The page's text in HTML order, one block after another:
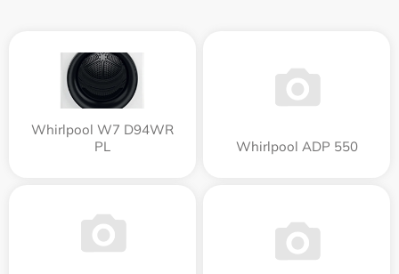
Whirlpool W7 D94WR
PL
Whirlpool ADP 550